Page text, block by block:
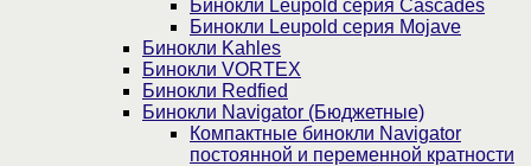
Бинокли Leupold серия Cascades
Бинокли Leupold серия Mojave
Бинокли Kahles
Бинокли VORTEX
Бинокли Redfied
Бинокли Navigator (Бюджетные)
Компактные бинокли Navigator
постоянной и переменной кратности